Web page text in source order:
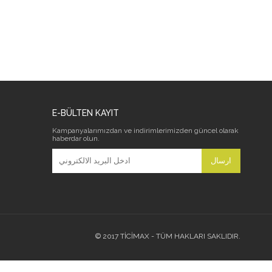
E-BÜLTEN KAYIT
Kampanyalarımızdan ve indirimlerimizden güncel olarak
haberdar olun.
ارسال
© 2017 TİCİMAX - TÜM HAKLARI SAKLIDIR.